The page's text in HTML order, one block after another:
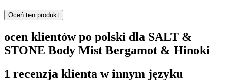
Oceń ten produkt
ocen klientów po polski dla SALT &
STONE Body Mist Bergamot & Hinoki
1 recenzja klienta w innym języku